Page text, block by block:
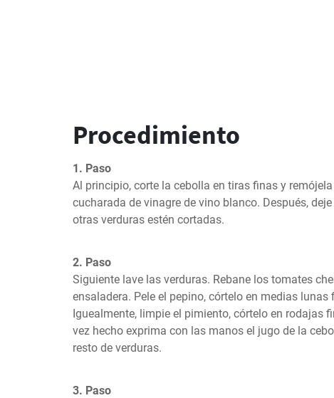
Procedimiento
1. Paso
Al principio, corte la cebolla en tiras finas y
cucharada de vinagre de vino blanco. Después,
otras verduras estén cortadas.
2. Paso
Siguiente lave las verduras. Rebane los tomates
ensaladera. Pele el pepino, córtelo en medias
Iguealmente, limpie el pimiento, córtelo en rodajas
vez hecho exprima con las manos el jugo de la
resto de verduras.
3. Paso